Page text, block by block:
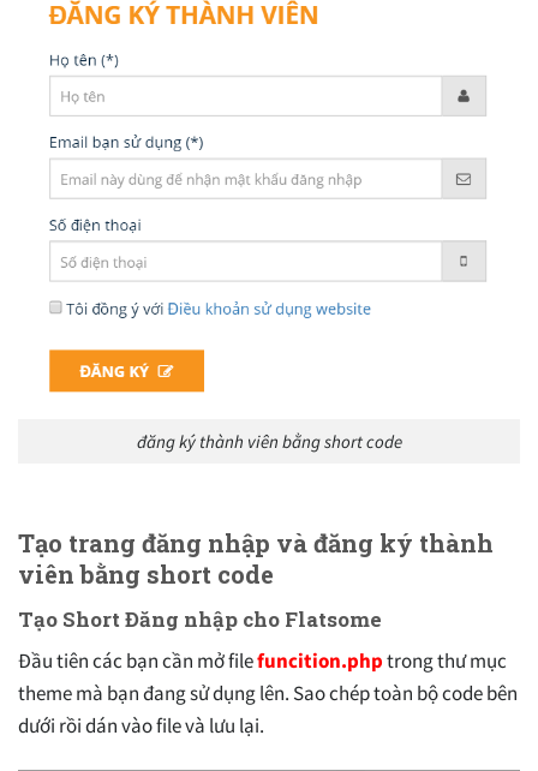
đăng ký thành viên bằng short code
Tạo trang đăng nhập và đăng ký thành
viên bằng short code
Tạo Short Đăng nhập cho Flatsome
Đầu tiên các bạn cần mở filefuncition.phptrong thư mục
theme mà bạn đang sử dụng lên. Sao chép toàn bộ code bên
dưới rồi dán vào file và lưu lại.